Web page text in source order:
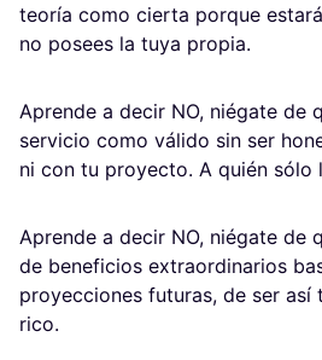
teoría como cierta porque
no posees la tuya propia.
Aprende a decir NO, niégate de
servicio como válido sin ser
ni con tu proyecto. A quién sólo
Aprende a decir NO, niégate de
de beneficios extraordinarios
proyecciones futuras, de ser así
rico.